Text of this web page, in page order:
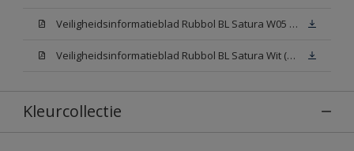
Veiligheidsinformatieblad Rubbol BL Satura W05 (MSDS)
Veiligheidsinformatieblad Rubbol BL Satura Wit (MSDS)
Kleurcollectie